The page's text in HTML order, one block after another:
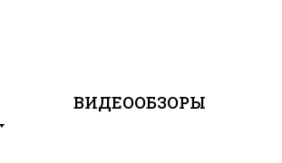
ВИДЕООБЗОРЫ